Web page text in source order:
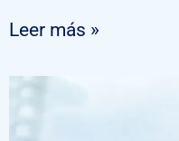
Leer más »